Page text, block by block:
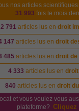
nos articles
31 993 fois le mois
2 791 articles lus endroit
147 articles lus endroit
485 articles lus endroit de
4 333 articles lus en
840 articles lus en droit
et vous voulez vous
plateforme? Cliquez